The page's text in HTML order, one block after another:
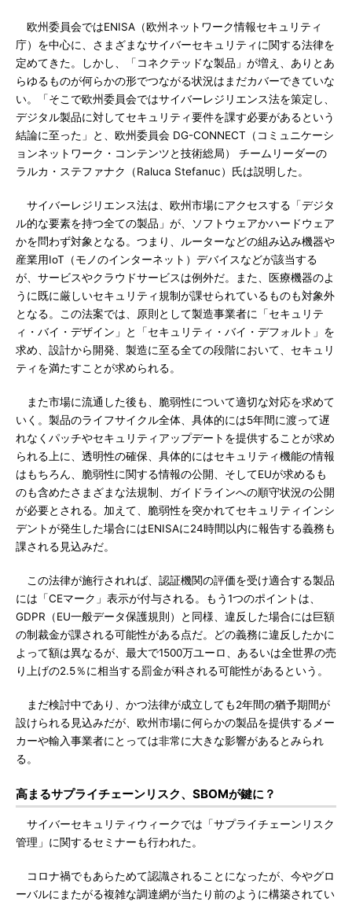
欧州委員会ではENISA（欧州ネットワーク情報セキュリティ
庁）を中心に、さまざまなサイバーセキュリティに関する法律を
定めてきた。しかし、「コネクテッドな製品」が増え、ありとあ
らゆるものが何らかの形でつながる状況はまだカバーできていな
い。「そこで欧州委員会ではサイバーレジリエンス法を策定し、
デジタル製品に対してセキュリティ要件を課す必要があるという
結論に至った」と、欧州委員会 DG-CONNECT（コミュニケーシ
ョンネットワーク・コンテンツと技術総局） チームリーダーの
ラルカ・ステファナク（Raluca Stefanuc）氏は説明した。
サイバーレジリエンス法は、欧州市場にアクセスする「デジタ
ル的な要素を持つ全ての製品」が、ソフトウェアかハードウェア
かを問わず対象となる。つまり、ルーターなどの組み込み機器や
産業用IoT（モノのインターネット）デバイスなどが該当する
が、サービスやクラウドサービスは例外だ。また、医療機器のよ
うに既に厳しいセキュリティ規制が課せられているものも対象外
となる。この法案では、原則として製造事業者に「セキュリテ
ィ・バイ・デザイン」と「セキュリティ・バイ・デフォルト」を
求め、設計から開発、製造に至る全ての段階において、セキュリ
ティを満たすことが求められる。
また市場に流通した後も、脆弱性について適切な対応を求めて
いく。製品のライフサイクル全体、具体的には5年間に渡って遅
れなくパッチやセキュリティアップデートを提供することが求め
られる上に、透明性の確保、具体的にはセキュリティ機能の情報
はもちろん、脆弱性に関する情報の公開、そしてEUが求めるも
のも含めたさまざまな法規制、ガイドラインへの順守状況の公開
が必要とされる。加えて、脆弱性を突かれてセキュリティインシ
デントが発生した場合にはENISAに24時間以内に報告する義務も
課される見込みだ。
この法律が施行されれば、認証機関の評価を受け適合する製品
には「CEマーク」表示が付与される。もう1つのポイントは、
GDPR（EU一般データ保護規則）と同様、違反した場合には巨額
の制裁金が課される可能性がある点だ。どの義務に違反したかに
よって額は異なるが、最大で1500万ユーロ、あるいは全世界の売
り上げの2.5％に相当する罰金が科される可能性があるという。
まだ検討中であり、かつ法律が成立しても2年間の猶予期間が
設けられる見込みだが、欧州市場に何らかの製品を提供するメー
カーや輸入事業者にとっては非常に大きな影響があるとみられ
る。
高まるサプライチェーンリスク、SBOMが鍵に？
サイバーセキュリティウィークでは「サプライチェーンリスク
管理」に関するセミナーも行われた。
コロナ禍でもあらためて認識されることになったが、今やグロ
ーバルにまたがる複雑な調達網が当たり前のように構築されてい